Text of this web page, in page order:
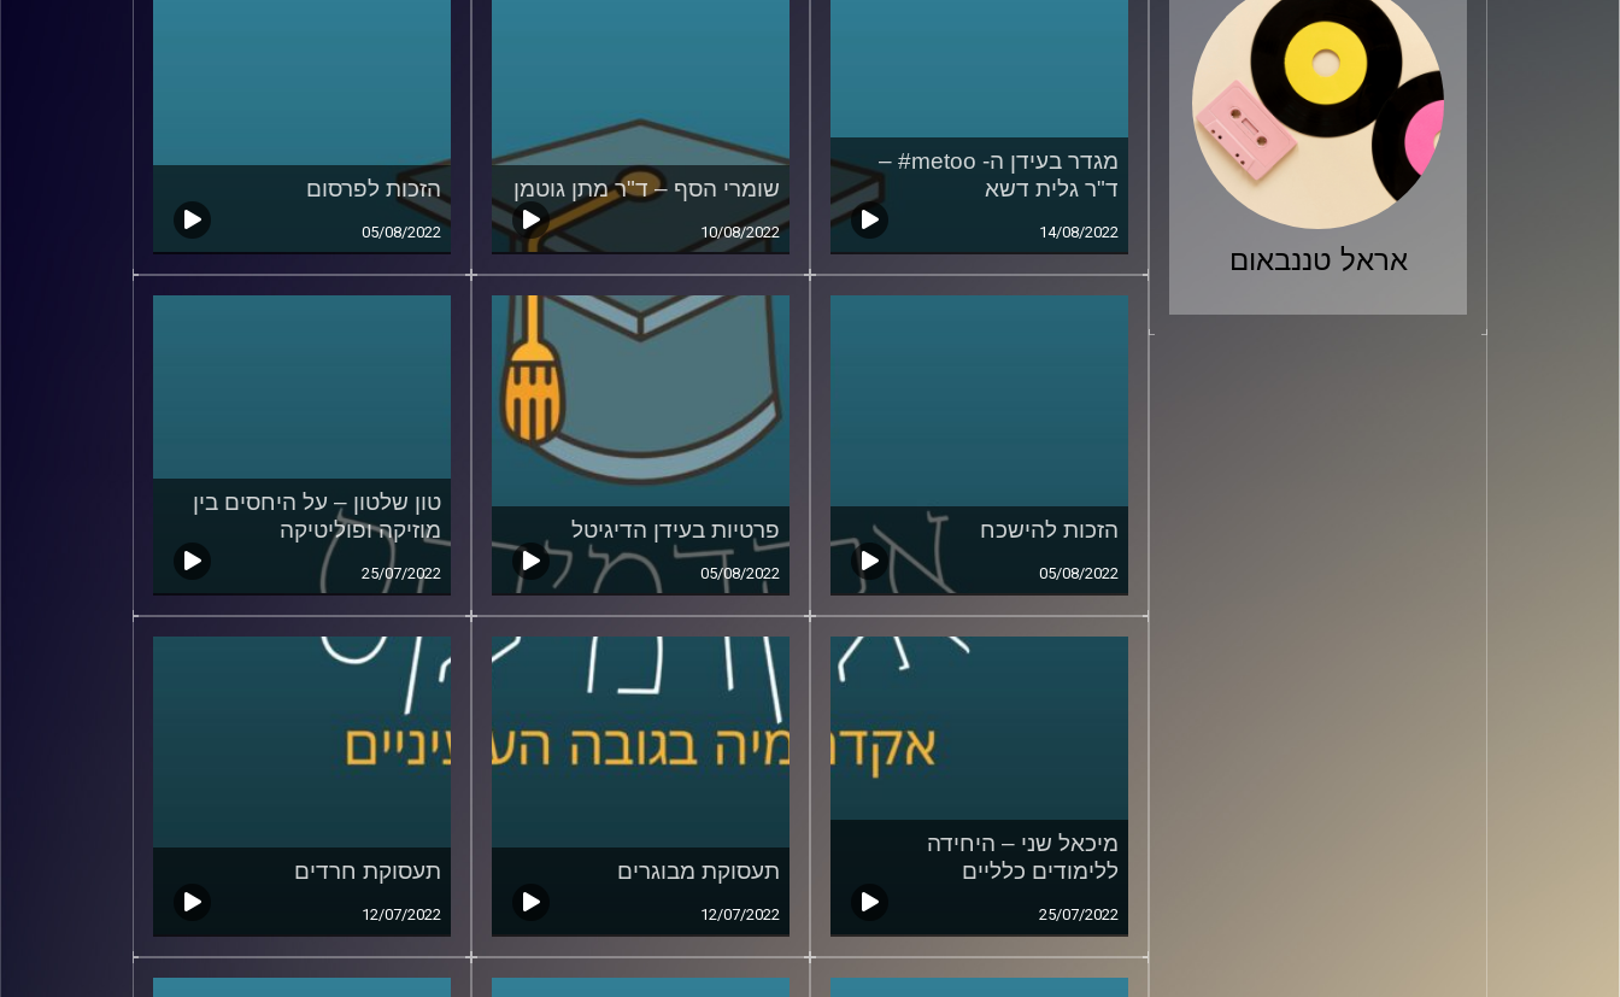
אראל טננבאום
מגדר בעידן ה- metoo# –
ד"ר גלית דשא
14/08/2022
שומרי הסף – ד"ר מתן גוטמן
10/08/2022
הזכות לפרסום
05/08/2022
הזכות להישכח
05/08/2022
פרטיות בעידן הדיגיטל
05/08/2022
טון שלטון – על היחסים בין
מוזיקה ופוליטיקה
25/07/2022
מיכאל שני – היחידה
ללימודים כלליים
25/07/2022
תעסוקת מבוגרים
12/07/2022
תעסוקת חרדים
12/07/2022